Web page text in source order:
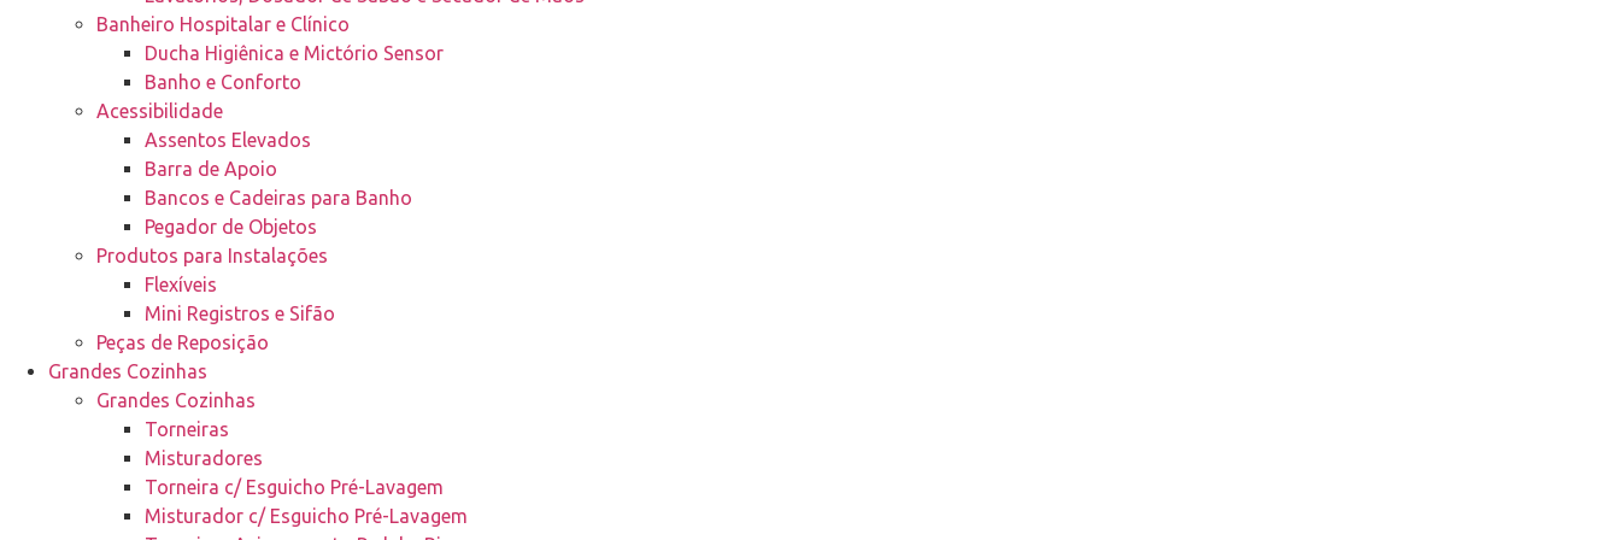
Banheiro Hospitalar e Clínico
Ducha Higiênica e Mictório Sensor
Banho e Conforto
Acessibilidade
Assentos Elevados
Barra de Apoio
Bancos e Cadeiras para Banho
Pegador de Objetos
Produtos para Instalações
Flexíveis
Mini Registros e Sifão
Peças de Reposição
Grandes Cozinhas
Grandes Cozinhas
Torneiras
Misturadores
Torneira c/ Esguicho Pré-Lavagem
Misturador c/ Esguicho Pré-Lavagem